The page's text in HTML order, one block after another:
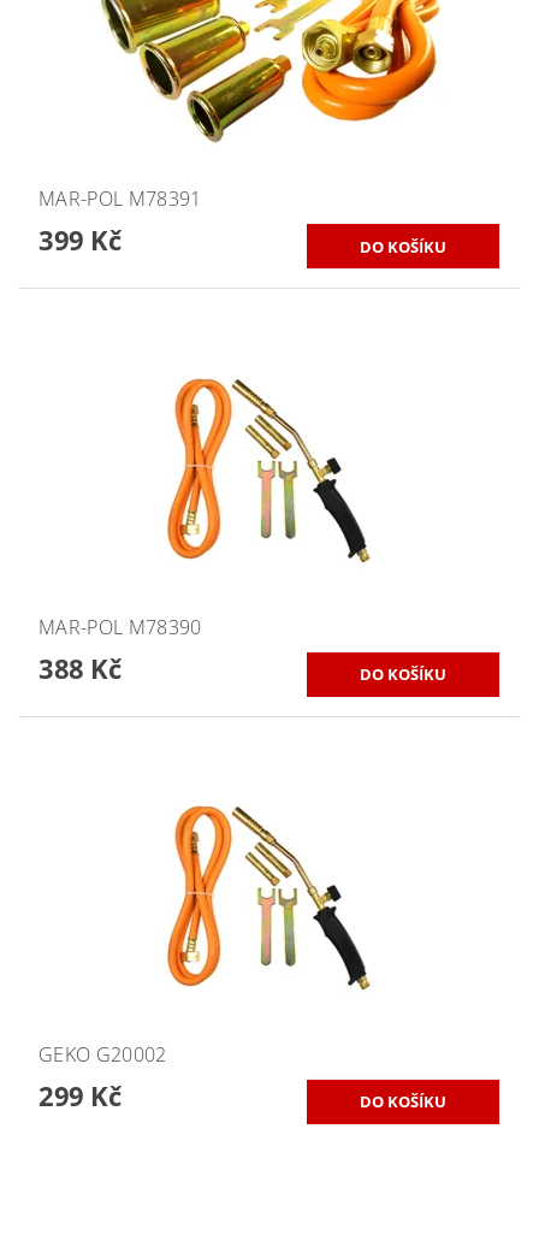
MAR-POL M78391
399 Kč
MAR-POL M78390
388 Kč
GEKO G20002
299 Kč